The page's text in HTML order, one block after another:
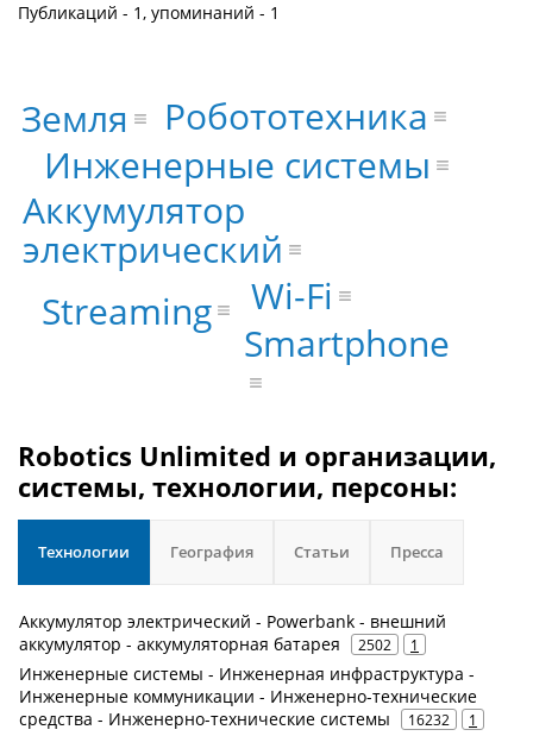
Публикаций - 1, упоминаний - 1
Аккумулятор
электрический
Инженерные системы
Streaming Wi-Fi
Робототехника
Smartphone
Земля
Robotics Unlimited и организации,
системы, технологии, персоны:
Технологии География Статьи Пресса
Аккумулятор электрический - Powerbank - внешний
аккумулятор - аккумуляторная батарея
2502 1
Инженерные системы - Инженерная инфраструктура -
Инженерные коммуникации - Инженерно-технические
средства - Инженерно-технические системы
16232 1